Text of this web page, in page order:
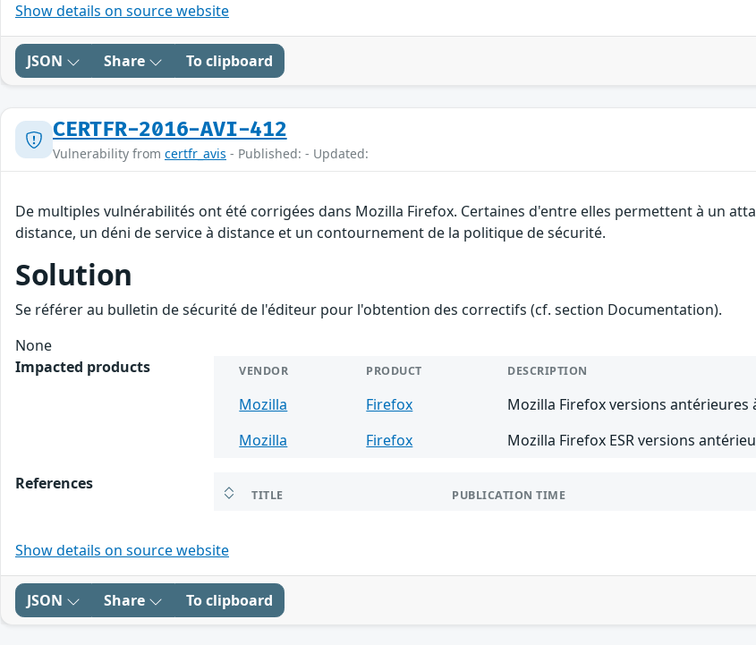
Show details on source website
JSON Share To clipboard
CERTFR-2016-AVI-412
Vulnerability from certfr_avis - Published: - Updated:
De multiples vulnérabilités ont été corrigées dans Mozilla Firefox. Certaines d'entre elles permettent à un
distance, un déni de service à distance et un contournement de la politique de sécurité.
Solution
Se référer au bulletin de sécurité de l'éditeur pour l'obtention des correctifs (cf. section Documentation).
None
Impacted products
VENDOR PRODUCT DESCRIPTION
Mozilla Firefox
Mozilla Firefox versions antérieures
Mozilla
Firefox Mozilla Firefox ESR versions
References
TITLE PUBLICATION TIME
Show details on source website
JSON Share To clipboard